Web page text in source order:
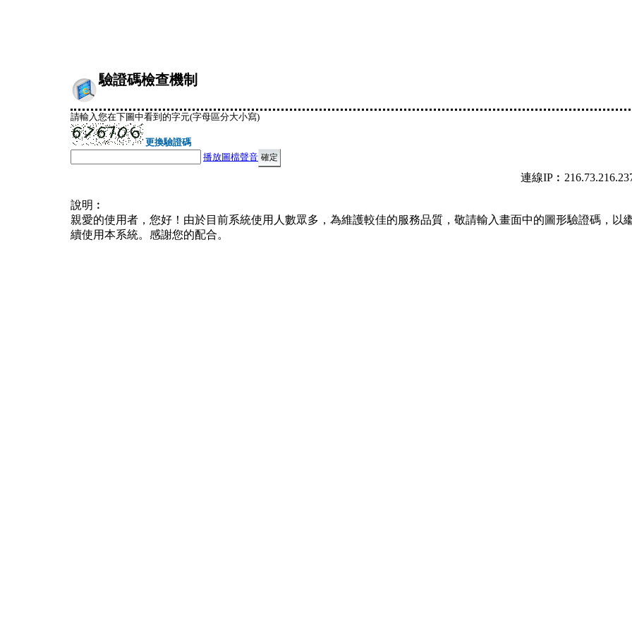
驗證碼檢查機制
請輸入您在下圖中看到的字元(字母區分大小寫)
更換驗證碼
播放圖檔聲音
連線
說明︰
親愛的使用者，您好！由於目前系統使用人數眾多，為維護較佳的服務品質，敬請輸入畫面中的圖形驗證碼，以
續使用本系統。感謝您的配合。